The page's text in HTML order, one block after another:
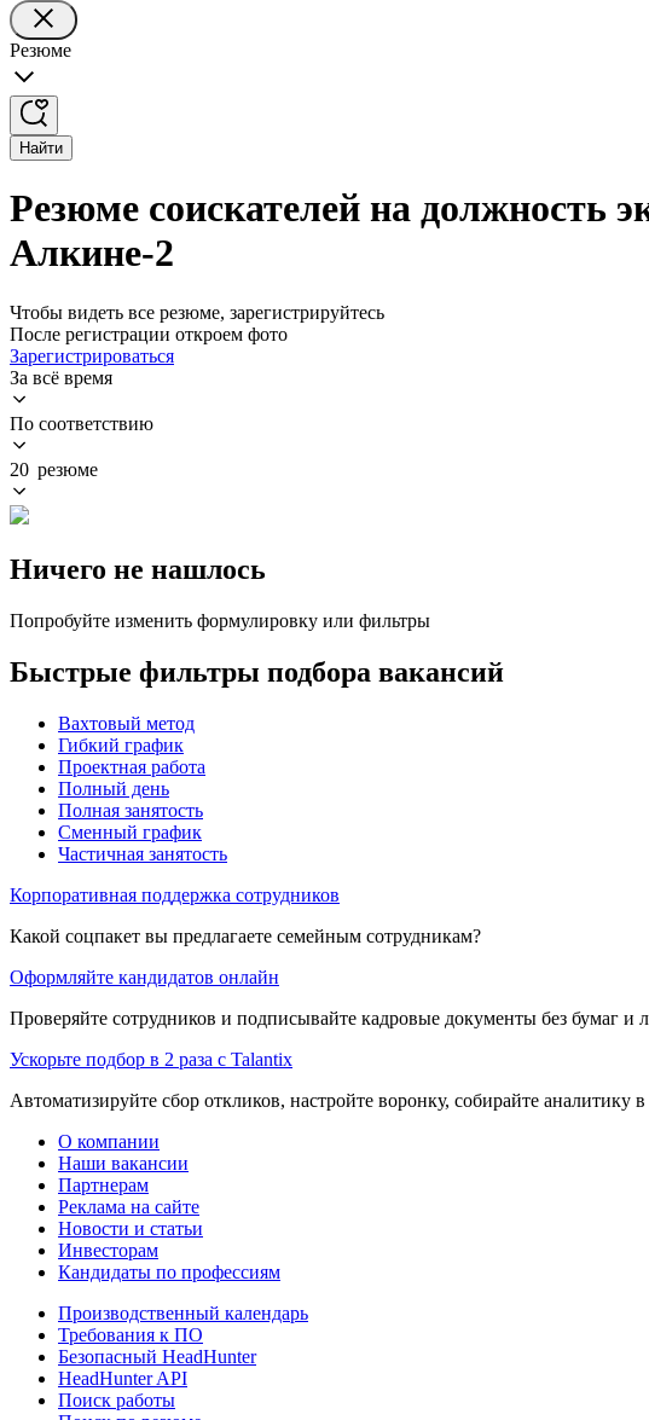
Резюме
Найти
Резюме соискателей на должность
Алкине-2
Чтобы видеть все резюме, зарегистрируйтесь
После регистрации откроем фото
Зарегистрироваться
За всё время
По соответствию
20 резюме
Ничего не нашлось
Попробуйте изменить формулировку или фильтры
Быстрые фильтры подбора вакансий
Вахтовый метод
Гибкий график
Проектная работа
Полный день
Полная занятость
Сменный график
Частичная занятость
Корпоративная поддержка сотрудников
Какой соцпакет вы предлагаете семейным сотрудникам?
Оформляйте кандидатов онлайн
Проверяйте сотрудников и подписывайте кадровые документы без бумаг и
Ускорьте подбор в 2 раза с Talantix
Автоматизируйте сбор откликов, настройте воронку, собирайте аналитику
О компании
Наши вакансии
Партнерам
Реклама на сайте
Новости и статьи
Инвесторам
Кандидаты по профессиям
Производственный календарь
Требования к ПО
Безопасный HeadHunter
HeadHunter API
Поиск работы